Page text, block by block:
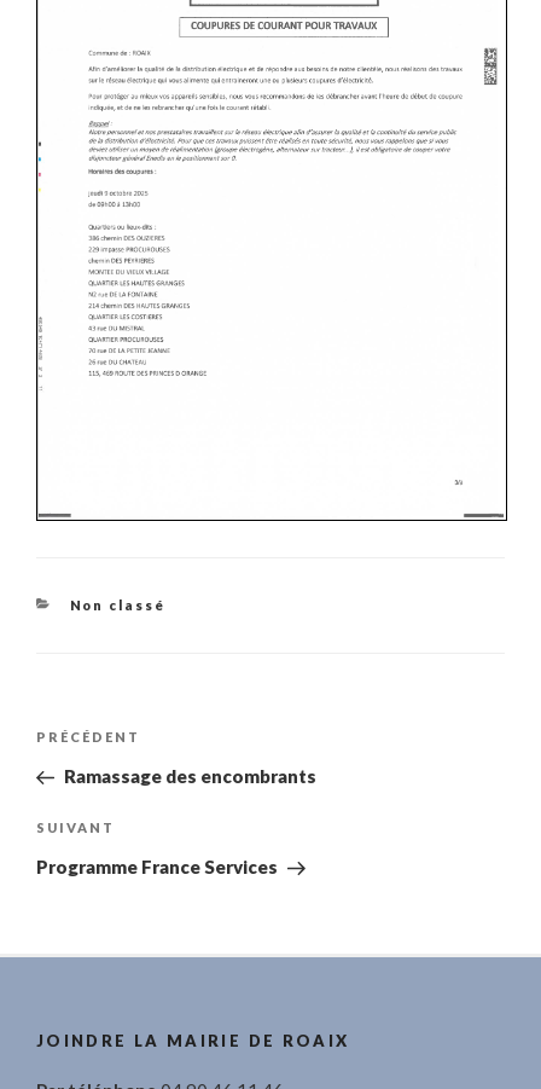
Catégories
Non classé
Navigation
l’article
Article
précédent
PRÉCÉDENT
Ramassage des encombrants
Article
suivant
SUIVANT
Programme France Services
JOINDRE LA MAIRIE DE ROAIX